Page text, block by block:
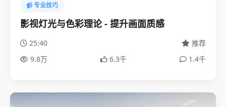
📹 专业技巧
影视灯光与色彩理论 - 提升画面质感
25:40
推荐
9.8万
6.3千 1.4千